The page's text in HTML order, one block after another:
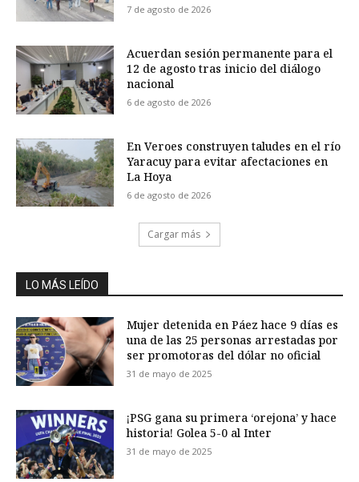
7 de agosto de 2026
Acuerdan sesión permanente para el
12 de agosto tras inicio del diálogo
nacional
6 de agosto de 2026
En Veroes construyen taludes en el río
Yaracuy para evitar afectaciones en
La Hoya
6 de agosto de 2026
Cargar más
LO MÁS LEÍDO
Mujer detenida en Páez hace 9 días es
una de las 25 personas arrestadas por
ser promotoras del dólar no oficial
31 de mayo de 2025
¡PSG gana su primera ‘orejona’ y hace
historia! Golea 5-0 al Inter
31 de mayo de 2025